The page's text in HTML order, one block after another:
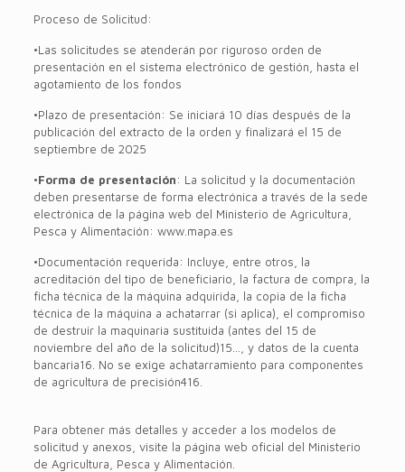
Proceso de Solicitud:
•Las solicitudes se atenderán por riguroso orden de
presentación en el sistema electrónico de gestión, hasta el
agotamiento de los fondos
•Plazo de presentación: Se iniciará 10 días después de la
publicación del extracto de la orden y finalizará el 15 de
septiembre de 2025
•Forma de presentación: La solicitud y la documentación
deben presentarse de forma electrónica a través de la sede
electrónica de la página web del Ministerio de Agricultura,
Pesca y Alimentación: www.mapa.es
•Documentación requerida: Incluye, entre otros, la
acreditación del tipo de beneficiario, la factura de compra, la
ficha técnica de la máquina adquirida, la copia de la ficha
técnica de la máquina a achatarrar (si aplica), el compromiso
de destruir la maquinaria sustituida (antes del 15 de
noviembre del año de la solicitud)15…, y datos de la cuenta
bancaria16. No se exige achatarramiento para componentes
de agricultura de precisión416.
Para obtener más detalles y acceder a los modelos de
solicitud y anexos, visite la página web oficial del Ministerio
de Agricultura, Pesca y Alimentación.